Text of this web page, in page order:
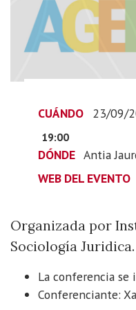
future”
2014-
23T20:00:00+02:00
23T21:00:00+02:00
Organizada
Instituto
de
Sociología
CUÁNDO 23/09/
19:00
DÓNDE Antia
WEB DEL EVENTO
Organizada por
Sociología Juridica.
La conferencia
Conferenciante: